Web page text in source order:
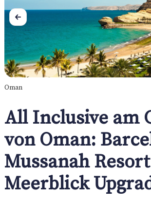
Oman
All Inclusive am
von Oman:
Mussanah
Meerblick